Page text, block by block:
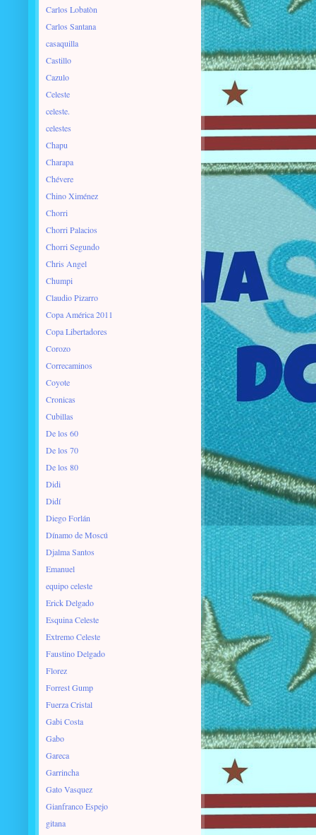
Carlos Lobatòn
Carlos Santana
casaquilla
Castillo
Cazulo
Celeste
celeste.
celestes
Chapu
Charapa
Chévere
Chino Ximénez
Chorri
Chorri Palacios
Chorri Segundo
Chris Angel
Chumpi
Claudio Pizarro
Copa América 2011
Copa Libertadores
Corozo
Correcaminos
Coyote
Cronicas
Cubillas
De los 60
De los 70
De los 80
Didi
Didí
Diego Forlán
Dínamo de Moscú
Djalma Santos
Emanuel
equipo celeste
Erick Delgado
Esquina Celeste
Extremo Celeste
Faustino Delgado
Florez
Forrest Gump
Fuerza Cristal
Gabi Costa
Gabo
Gareca
Garrincha
Gato Vasquez
Gianfranco Espejo
gitana